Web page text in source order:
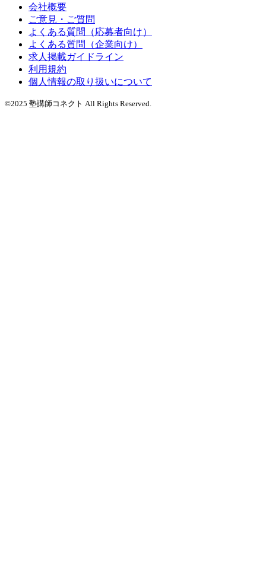
会社概要
ご意見・ご質問
よくある質問（応募者向け）
よくある質問（企業向け）
求人掲載ガイドライン
利用規約
個人情報の取り扱いについて
©2025 塾講師コネクト All Rights Reserved.